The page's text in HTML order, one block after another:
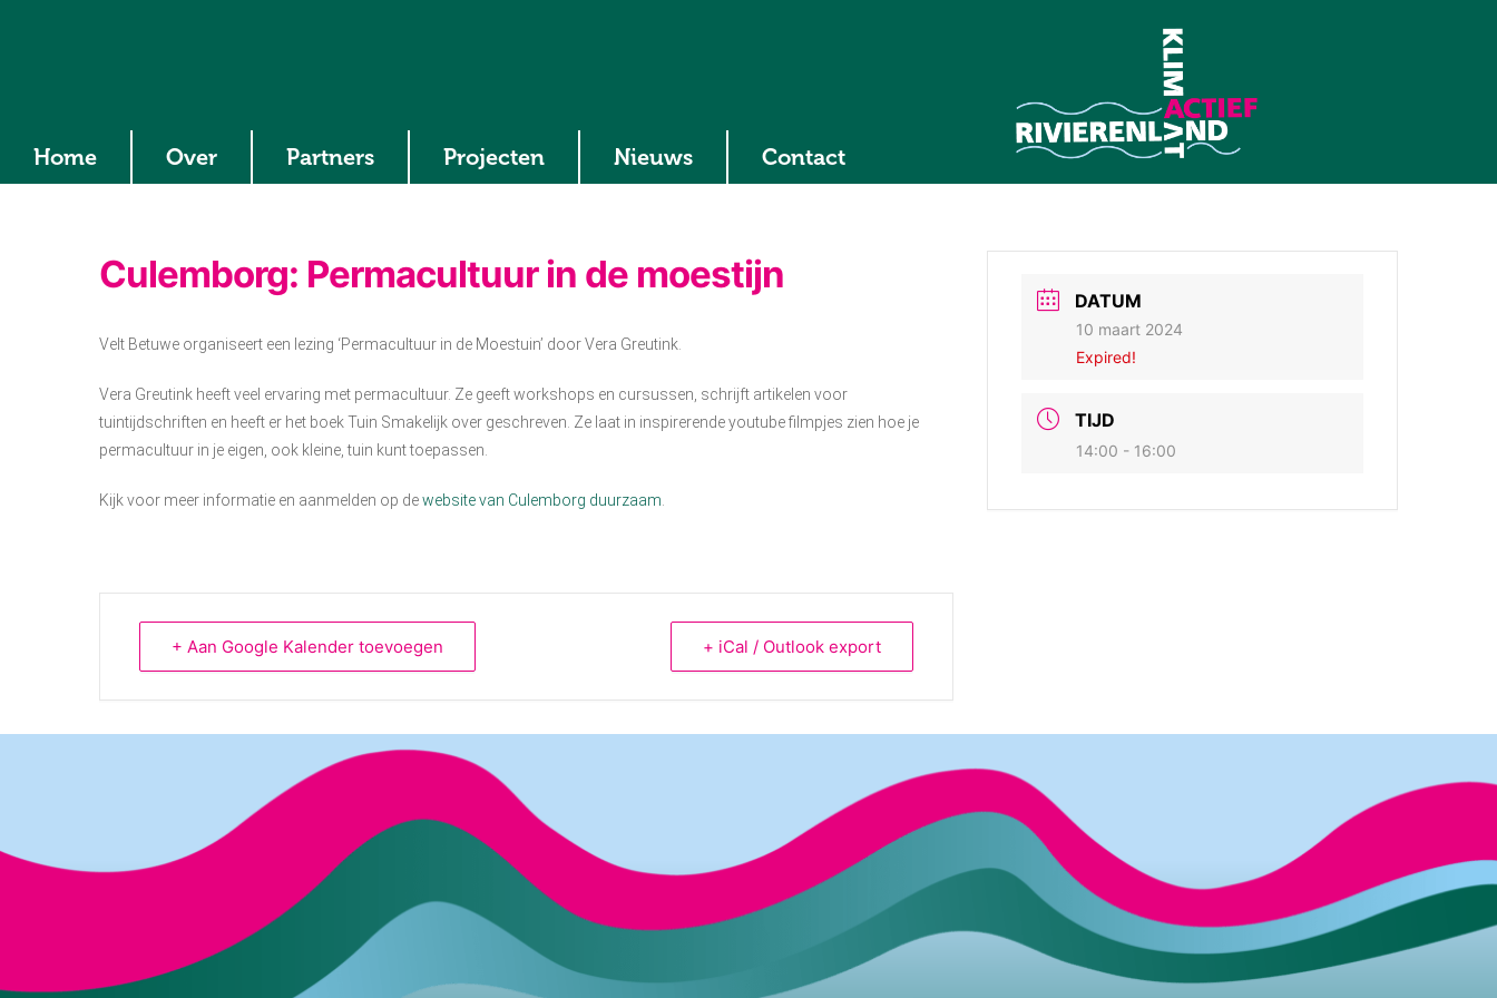
Home Over Partners Projecten Nieuws Contact
Culemborg: Permacultuur in de moestijn
Velt Betuwe organiseert een lezing ‘Permacultuur in de Moestuin’ door Vera Greutink.
Vera Greutink heeft veel ervaring met permacultuur. Ze geeft workshops en cursussen, schrijft artikelen voor
tuintijdschriften en heeft er het boek Tuin Smakelijk over geschreven. Ze laat in inspirerende youtube filmpjes zien hoe je
permacultuur in je eigen, ook kleine, tuin kunt toepassen.
Kijk voor meer informatie en aanmelden op dewebsite van Culemborg duurzaam
+ Aan Google Kalender toevoegen + iCal / Outlook export
DATUM
10 maart 2024
Expired!
TIJD
14:00 - 16:00